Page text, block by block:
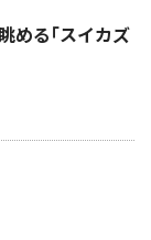
める｢スイカズ